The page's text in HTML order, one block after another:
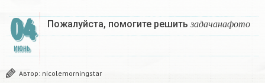
04
ИЮНЬ
Пожалуйста, помогите решить за д а ч а н а ф о т о
зада чана от о
Автор: nicolemorningstar